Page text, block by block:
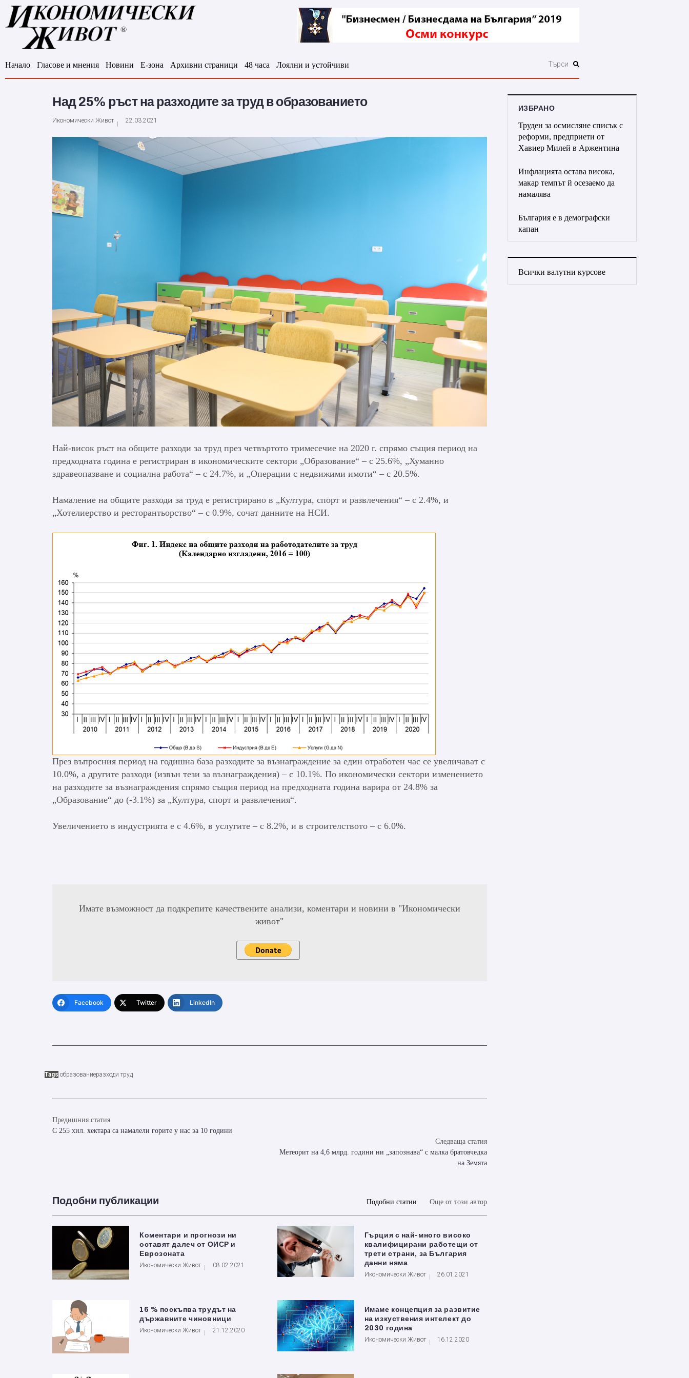
Начало Гласове и мнения Новини Е-зона Архивни страници 48 часа Лоялни и устойчиви
Над 25% ръст на разходите за труд в образованието
Икономически Живот 22.03.2021
Най-висок ръст на общите разходи за труд през четвъртото тримесечие на 2020 г. спрямо същия период на
предходната година е регистриран в икономическите сектори „Образование“ – с 25.6%, „Хуманно
здравеопазване и социална работа“ – с 24.7%, и „Операции с недвижими имоти“ – с 20.5%.
Намаление на общите разходи за труд е регистрирано в „Култура, спорт и развлечения“ – с 2.4%, и
„Хотелиерство и ресторантьорство“ – с 0.9%, сочат данните на НСИ.
През въпросния период на годишна база разходите за възнаграждение за един отработен час се увеличават с
10.0%, а другите разходи (извън тези за възнаграждения) – с 10.1%. По икономически сектори изменението
на разходите за възнаграждения спрямо същия период на предходната година варира от 24.8% за
„Образование“ до (-3.1%) за „Култура, спорт и развлечения“.
Увеличението в индустрията е с 4.6%, в услугите – с 8.2%, и в строителството – с 6.0%.
Имате възможност да подкрепите качествените анализи, коментари и новини в "Икономически
живот"
Facebook Twitter LinkedIn
Tags образованиеразходи труд
Предишния статия
С 255 хил. хектара са намалели горите у нас за 10 години
Следваща статия
Метеорит на 4,6 млрд. години ни „запознава“ с малка братовчедка
на Земята
Подобни публикации Подобни статии Още от този автор
Коментари и прогнози ни
оставят далеч от ОИСР и
Еврозоната
Икономически Живот 08.02.2021
Гърция с най-много високо
квалифицирани работещи от
трети страни, за България
данни няма
Икономически Живот 26.01.2021
16 % поскъпва трудът на
държавните чиновници
Икономически Живот 21.12.2020
Имаме концепция за развитие
на изкуствения интелект до
2030 година
Икономически Живот 16.12.2020
ИЗБРАНО
Труден за осмисляне списък с
реформи, предприети от
Хавиер Милей в Аржентина
Инфлацията остава висока,
макар темпът й осезаемо да
намалява
България е в демографски
капан
Всички валутни курсове